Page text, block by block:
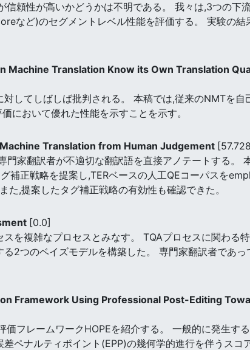
頼性が高いかどうかは不明である。 我々は,3つの下
など)のセグメントレベル性能を評価する。 実験の
Translation Know its Own Translation
してしばしば批判される。 本稿では,従来のNMTを自
において優れた性能を示すことを示す。
Translation from Human Judgement
家翻訳者が不適切な翻訳語を直接アノテートする。
補正戦略を提案し,TERベースの人工QEコーパスを
,提案したタグ補正戦略の有効性も確認できた。
[0.0]
を複雑なプロセスとみなす。 TQAプロセスに関わる
2つのベイズモデルを構築した。 専門家翻訳者であ
Framework Using Professional Post-Editing
フレームワークHOPEを紹介する。 一般的に発生す
ペナルティポイント(EPP)の幾何学的進行を伴うスコ